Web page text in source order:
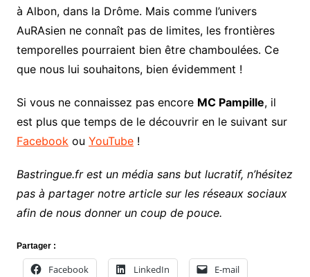
à Albon, dans la Drôme. Mais comme l’univers
AuRAsien ne connaît pas de limites, les frontières
temporelles pourraient bien être chamboulées. Ce
que nous lui souhaitons, bien évidemment !
Si vous ne connaissez pas encore MC Pampille, il
est plus que temps de le découvrir en le suivant sur
Facebookou YouTube!
Bastringue.fr est un média sans but lucratif, n’hésitez
pas à partager notre article sur les réseaux sociaux
afin de nous donner un coup de pouce.
Partager :
Facebook LinkedIn E-mail